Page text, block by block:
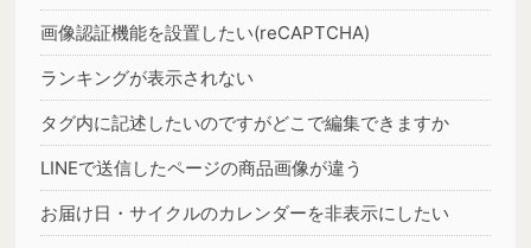
画像認証機能を設置したい(reCAPTCHA)
ランキングが表示されない
タグ内に記述したいのですがどこで編集できますか
LINEで送信したページの商品画像が違う
お届け日・サイクルのカレンダーを非表示にしたい